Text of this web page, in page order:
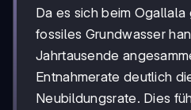
Da es sich beim
fossiles Grundwasser
Jahrtausende
Entnahmerate deutlich
Neubildungsrate. Dies